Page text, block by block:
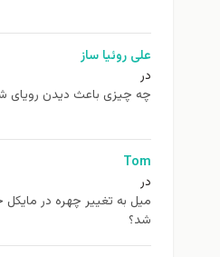
علی روئیا ساز
در
چه چیزی باعث دیدن
Tom
در
ميل به تغيير چهره در
شد؟